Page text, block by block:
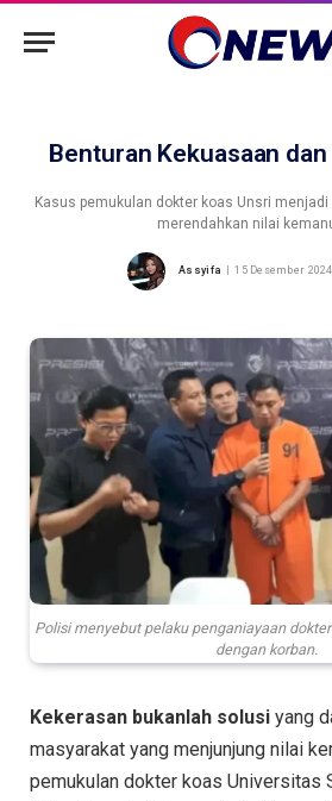
Benturan Kekuasaan
Kasus pemukulan dokter koas Unsri
merendahkan nilai
Assyifa 15 Desember 2024
Polisi menyebut pelaku penganiayaan
dengan korban.
Kekerasan bukanlah solusi yang
masyarakat yang menjunjung nilai
pemukulan dokter koas Universitas